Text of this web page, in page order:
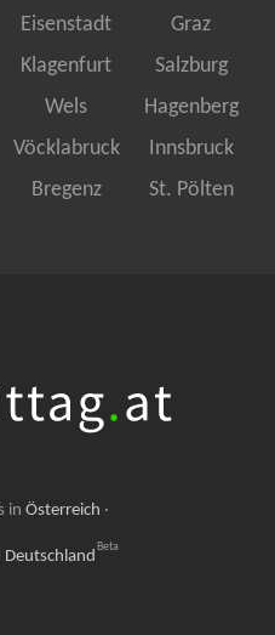
Eisenstadt
Graz
Klagenfurt
Salzburg
Wels
Hagenberg
Vöcklabruck
Innsbruck
Bregenz
St. Pölten
in Österreich ·
Deutschland Beta